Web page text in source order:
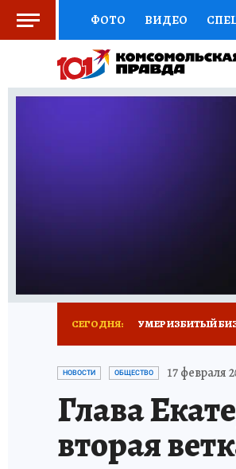
ФОТО ВИДЕО
СОЦПОДДЕРЖКА
ВЫБОР ЭКСПЕРТОВ
СЕГОДНЯ: УМЕР ИЗБИТЫЙ
ЗАПОВЕДНАЯ
НОВОСТИ ОБЩЕСТВО 17 февраля
Глава
вторая